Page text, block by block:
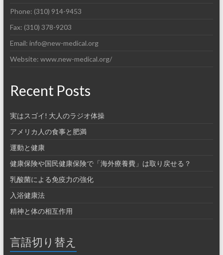
Phone: (310) 914-9453
Fax: (310) 378-9203
Email: info@new-medical.org
Website: www.new-medical.org/
Recent Posts
実はスゴイ! 大人のラジオ体操
アメリカ人の食事と肥満
運動と健康
健康保険や国民健康保険で「海外療養費」は取り戻せる？
乳酸菌による免疫力の強化
入浴健康法
精神と体の相互作用
言語切り替え